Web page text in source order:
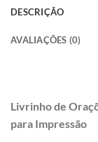
DESCRIÇÃO
AVALIAÇÕES (0)
Livrinho de
para Impressão